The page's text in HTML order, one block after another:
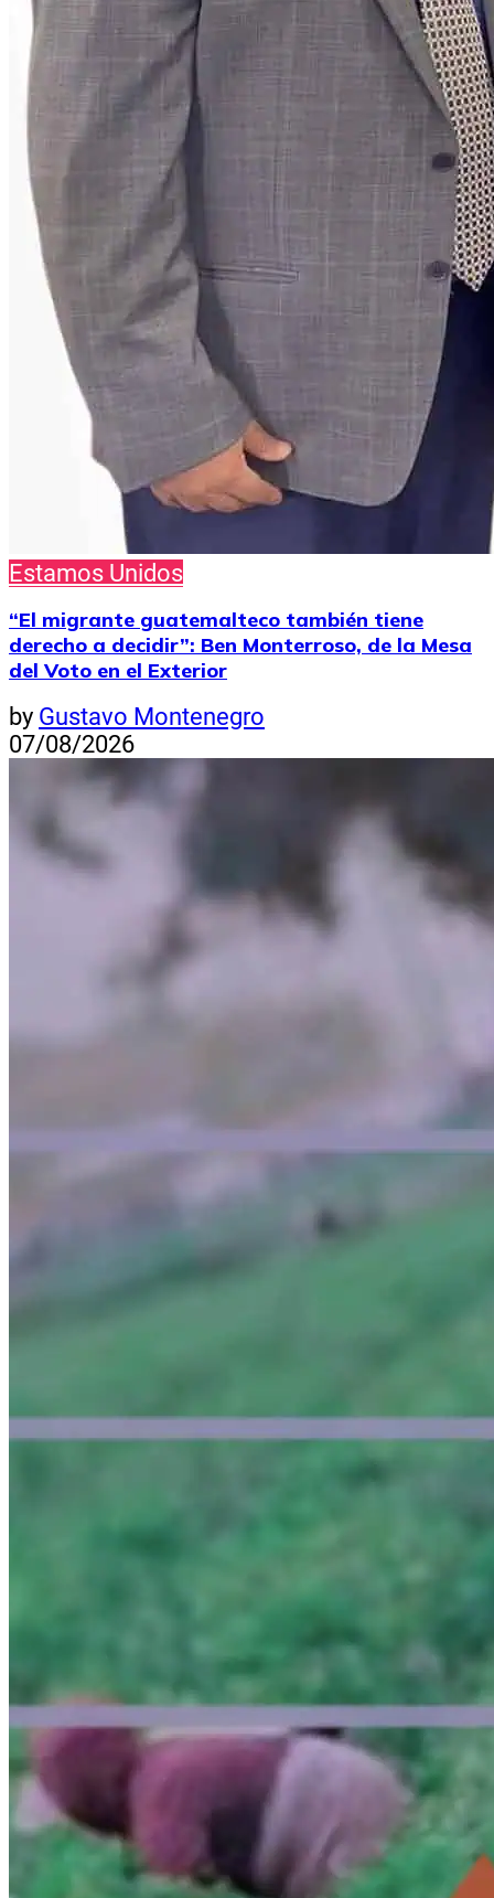
Estamos Unidos
“El migrante guatemalteco también tiene
derecho a decidir”: Ben Monterroso, de la Mesa
del Voto en el Exterior
by Gustavo Montenegro
07/08/2026